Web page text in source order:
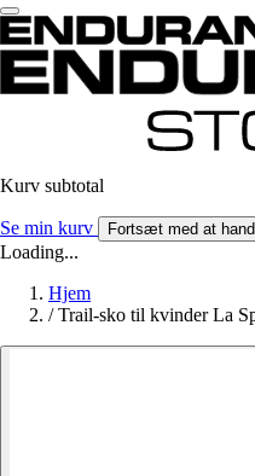
Kurv subtotal
Se min kurv Fortsæt med at
Loading...
Hjem
/ Trail-sko til kvinder La